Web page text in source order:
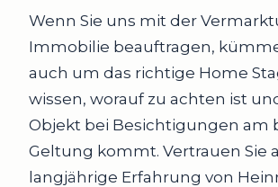
Wenn Sie uns mit der
Immobilie beauftragen,
auch um das richtige Home
wissen, worauf zu achten ist
Objekt bei Besichtigungen am
Geltung kommt. Vertrauen Sie
langjährige Erfahrung von